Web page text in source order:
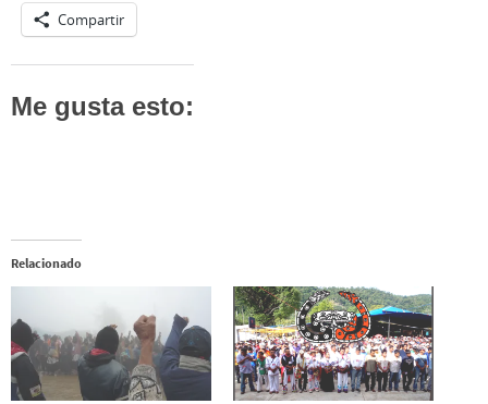
Compartir
Me gusta esto:
Relacionado